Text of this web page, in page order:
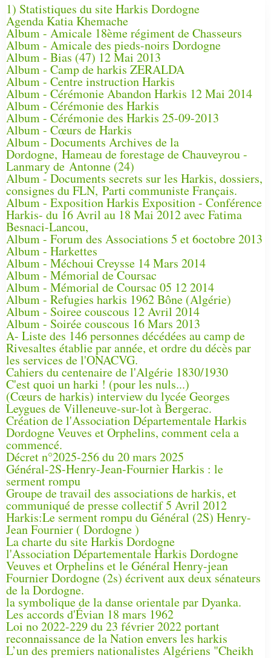
1) Statistiques du site Harkis Dordogne
Agenda Katia Khemache
Album - Amicale 18ème régiment de Chasseurs
Album - Amicale des pieds-noirs Dordogne
Album - Bias (47) 12 Mai 2013
Album - Camp de harkis ZERALDA
Album - Centre instruction Harkis
Album - Cérémonie Abandon Harkis 12 Mai 2014
Album - Cérémonie des Harkis
Album - Cérémonie des Harkis 25-09-2013
Album - Cœurs de Harkis
Album - Documents Archives de la
Dordogne, Hameau de forestage de Chauveyrou -
Lanmary de Antonne (24)
Album - Documents secrets sur les Harkis, dossiers,
consignes du FLN, Parti communiste Français.
Album - Exposition Harkis Exposition - Conférence
Harkis- du 16 Avril au 18 Mai 2012 avec Fatima
Besnaci-Lancou,
Album - Forum des Associations 5 et 6octobre 2013
Album - Harkettes
Album - Méchoui Creysse 14 Mars 2014
Album - Mémorial de Coursac
Album - Mémorial de Coursac 05 12 2014
Album - Refugies harkis 1962 Bône (Algérie)
Album - Soiree couscous 12 Avril 2014
Album - Soirée couscous 16 Mars 2013
A- Liste des 146 personnes décédées au camp de
Rivesaltes établie par année, et ordre du décès par
les services de l'ONACVG.
Cahiers du centenaire de l'Algérie 1830/1930
C'est quoi un harki ! (pour les nuls...)
(Cœurs de harkis) interview du lycée Georges
Leygues de Villeneuve-sur-lot à Bergerac.
Création de l'Association Départementale Harkis
Dordogne Veuves et Orphelins, comment cela a
commencé.
Décret n°2025-256 du 20 mars 2025
Général-2S-Henry-Jean-Fournier Harkis : le
serment rompu
Groupe de travail des associations de harkis, et
communiqué de presse collectif 5 Avril 2012
Harkis:Le serment rompu du Général (2S) Henry-
Jean Fournier ( Dordogne )
La charte du site Harkis Dordogne
l'Association Départementale Harkis Dordogne
Veuves et Orphelins et le Général Henry-jean
Fournier Dordogne (2s) écrivent aux deux sénateurs
de la Dordogne.
la symbolique de la danse orientale par Dyanka.
Les accords d'Évian 18 mars 1962
Loi no 2022-229 du 23 février 2022 portant
reconnaissance de la Nation envers les harkis
L’un des premiers nationalistes Algériens "Cheikh